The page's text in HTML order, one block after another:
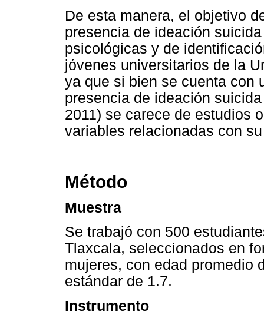
De esta manera, el objetivo
presencia de ideación
psicológicas y de
jóvenes universitarios de la
ya que si bien se cuenta con
presencia de ideación
2011) se carece de estudios
variables relacionadas con
Método
Muestra
Se trabajó con 500
Tlaxcala, seleccionados en
mujeres, con edad promedio
estándar de 1.7.
Instrumento